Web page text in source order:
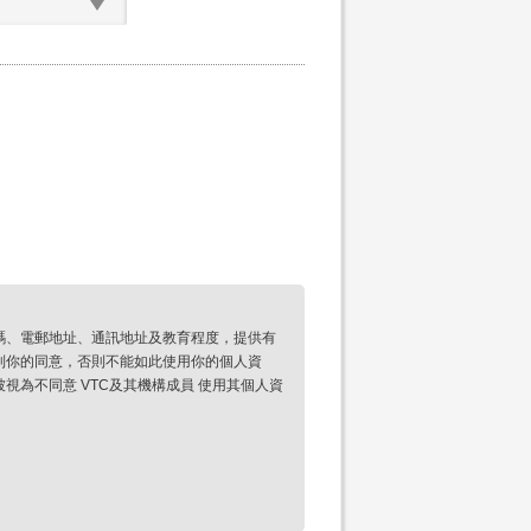
電郵地址、通訊地址及教育程度，提供有
的同意，否則不能如此使用你的個人資
為不同意 VTC及其機構成員 使用其個人資